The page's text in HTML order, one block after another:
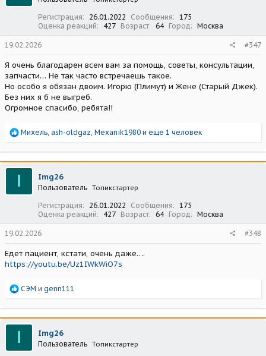
Регистрация 26.01.2022 Сообщения
175
Оценка реакций
427 Возраст 64 Город Москва
19.02.2026 #347
Я очень благодарен всем вам за помощь, советы, консультации,
запчасти… Не так часто встречаешь такое.
Но особо я обязан двоим. Игорю (Плимут) и Жене (Старый Джек).
Без них я б не выгреб.
Огромное спасибо, ребята!!
Р
а
к
ц
Михель ash-oldgaz Mexanik1980 и еще 1 человек
I Img26
Пользователь Топикстартер
Регистрация 26.01.2022 Сообщения
175
Оценка реакций
427 Возраст 64 Город Москва
19.02.2026 #348
Едет пациент, кстати, очень даже….
https://youtu.be/Uz1IWkWiO7s
Р
а
к
ц
СЭМ и genn111
I Img26
Пользователь Топикстартер